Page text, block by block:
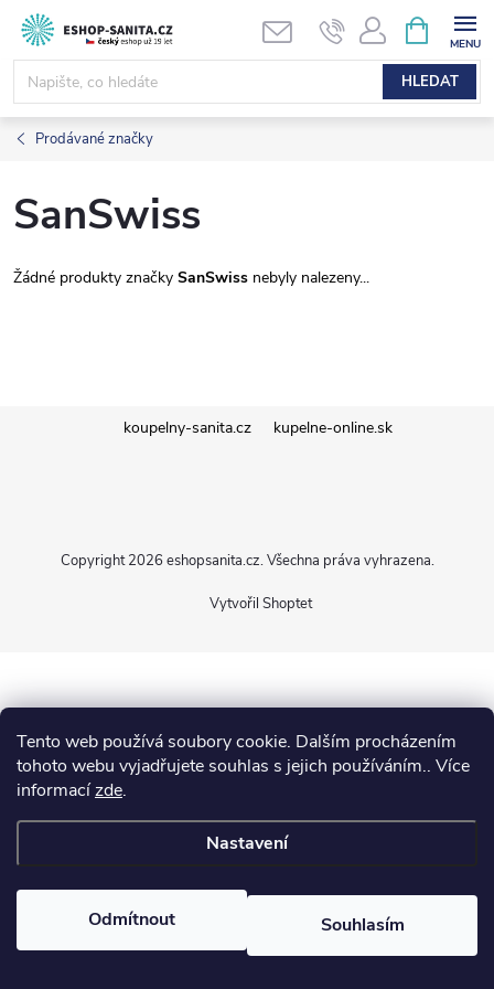
Tento web používá soubory cookie. Dalším procházením
tohoto webu vyjadřujete souhlas s jejich používáním.. Více
informacízde.
Nastavení
Odmítnout Souhlasím
Přejít
obsah
HLEDAT
NÁKUPNÍ
KOŠÍK
Prodávané značky
SanSwiss
Žádné produkty značky SanSwiss nebyly nalezeny...
í
koupelny-sanita.cz kupelne-online.sk
Vytvořil Shoptet
Copyright 2026 eshopsanita.cz. Všechna práva vyhrazena.